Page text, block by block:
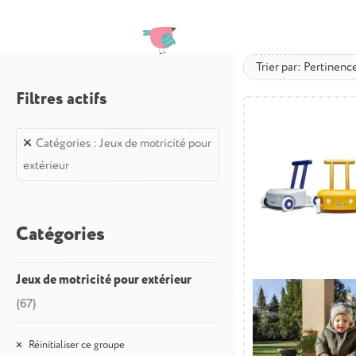
Filtres actifs
Catégories : Jeux de motricité pour
extérieur
Catégories
Jeux de motricité pour extérieur
(67)
Réinitialiser ce groupe
Trier par: